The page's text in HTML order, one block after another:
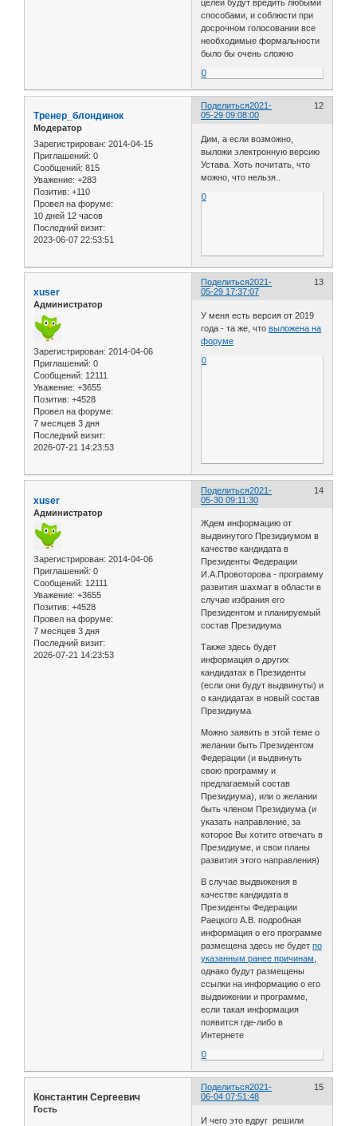
целей будут вредить любыми
способами, и соблюсти при
досрочном голосовании все
необходимые формальности
было бы очень сложно
0
Поделиться 12
2021-
05-29 09:08:00
Тренер_блондинок
Модератор
Зарегистрирован: 2014-04-15
Приглашений: 0
Сообщений: 815
Уважение: +283
Позитив: +110
Провел на форуме:
10 дней 12 часов
Последний визит:
2023-06-07 22:53:51
Дим, а если возможно,
выложи электронную версию
Устава. Хоть почитать, что
можно, что нельзя..
0
Поделиться 13
2021-
05-29 17:37:07
xuser
Администратор
Зарегистрирован: 2014-04-06
Приглашений: 0
Сообщений: 12111
Уважение: +3655
Позитив: +4528
Провел на форуме:
7 месяцев 3 дня
Последний визит:
2026-07-21 14:23:53
У меня есть версия от 2019
года - та же, чтовыложена на
форуме
0
Поделиться 14
2021-
05-30 09:11:30
xuser
Администратор
Зарегистрирован: 2014-04-06
Приглашений: 0
Сообщений: 12111
Уважение: +3655
Позитив: +4528
Провел на форуме:
7 месяцев 3 дня
Последний визит:
2026-07-21 14:23:53
Ждем информацию от
выдвинутого Президиумом в
качестве кандидата в
Президенты Федерации
И.А.Провоторова - программу
развития шахмат в области в
случае избрания его
Президентом и планируемый
состав Президиума
Также здесь будет
информация о других
кандидатах в Президенты
(если они будут выдвинуты) и
о кандидатах в новый состав
Президиума
Можно заявить в этой теме о
желании быть Президентом
Федерации (и выдвинуть
свою программу и
предлагаемый состав
Президиума), или о желании
быть членом Президиума (и
указать направление, за
которое Вы хотите отвечать в
Президиуме, и свои планы
развития этого направления)
В случае выдвижения в
качестве кандидата в
Президенты Федерации
Раецкого А.В. подробная
информация о его программе
размещена здесь не будетпо
указанным ранее причинам
однако будут размещены
ссылки на информацию о его
выдвижении и программе,
если такая информация
появится где-либо в
Интернете
0
Поделиться 15
2021-
06-04 07:51:48
Константин Сергеевич
Гость
И чего это вдруг решили